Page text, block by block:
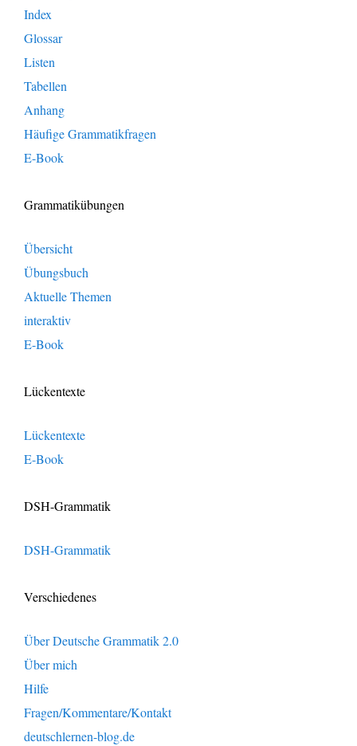
Index
Glossar
Listen
Tabellen
Anhang
Häufige Grammatikfragen
E-Book
Grammatikübungen
Übersicht
Übungsbuch
Aktuelle Themen
interaktiv
E-Book
Lückentexte
Lückentexte
E-Book
DSH-Grammatik
DSH-Grammatik
Verschiedenes
Über Deutsche Grammatik 2.0
Über mich
Hilfe
Fragen/Kommentare/Kontakt
deutschlernen-blog.de